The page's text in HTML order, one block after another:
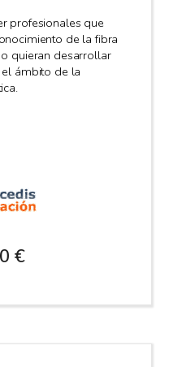
profesionales que
de la fibra
quieran desarrollar
ámbito de la
€